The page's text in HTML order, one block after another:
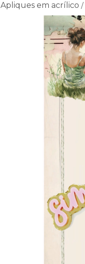
Apliques em acrílico /